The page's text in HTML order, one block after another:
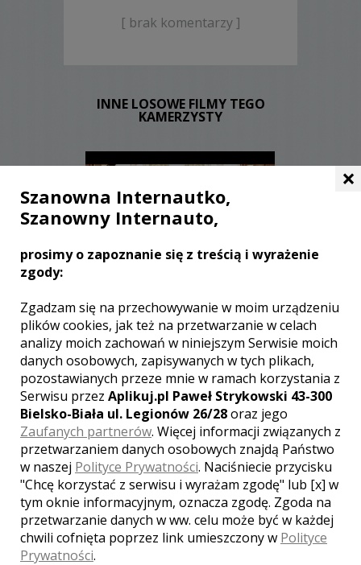
[ brak komentarzy ]
INNE LOSOWE FILMY TEGO
KAMERZYSTY
WYŚWIETLEŃ:
WYŚWIETLEŃ:2123
KOMENTARZY:0
×
Szanowna Internautko,
Szanowny Internauto,
prosimy o zapoznanie się z treścią i wyrażenie
zgody:
Zgadzam się na przechowywanie w moim urządzeniu
plików cookies, jak też na przetwarzanie w celach
analizy moich zachowań w niniejszym Serwisie moich
danych osobowych, zapisywanych w tych plikach,
pozostawianych przeze mnie w ramach korzystania z
Serwisu przez Aplikuj.pl Paweł Strykowski 43-300
Bielsko-Biała ul. Legionów 26/28oraz jego
Zaufanych partnerów. Więcej informacji związanych z
przetwarzaniem danych osobowych znajdą Państwo
w naszej Polityce Prywatności. Naciśniecie przycisku
"Chcę korzystać z serwisu i wyrażam zgodę" lub [x] w
tym oknie informacyjnym, oznacza zgodę. Zgoda na
przetwarzanie danych w ww. celu może być w każdej
chwili cofnięta poprzez link umieszczony w Polityce
Prywatności.